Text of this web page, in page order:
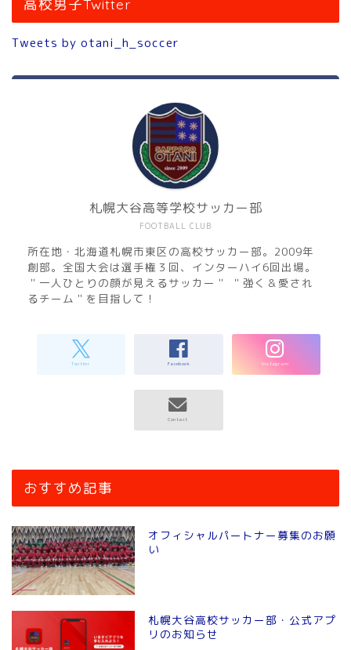
高校男子Twitter
Tweets by otani_h_soccer
FOOTBALL CLUB
札幌大谷高等学校サッカー部
所在地・北海道札幌市東区の高校サッカー部。2009年
創部。全国大会は選手権３回、インターハイ6回出場。
＂一人ひとりの顔が見えるサッカー＂ ＂強く＆愛され
るチーム＂を目指して！
おすすめ記事
オフィシャルパートナー募集のお願
い
札幌大谷高校サッカー部・公式アプ
リのお知らせ